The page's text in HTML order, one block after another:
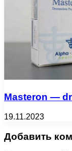
Masteron —
19.11.2023
Добавить